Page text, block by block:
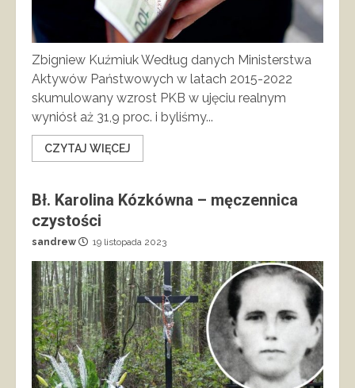
Zbigniew Kuźmiuk Według danych Ministerstwa
Aktywów Państwowych w latach 2015-2022
skumulowany wzrost PKB w ujęciu realnym
wyniósł aż 31,9 proc. i byliśmy...
CZYTAJ WIĘCEJ
Bł. Karolina Kózkówna – męczennica
czystości
sandrew 19 listopada 2023